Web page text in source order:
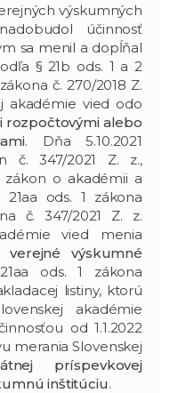
výskumných
účinnosť
sa menil a dopĺňal
§ 21b ods. 1 a 2
č. 270/2018 Z.
akadémie vied odo
rozpočtovými alebo
. Dňa 5.10.2021
č. 347/2021 Z. z.,
o akadémii a
ods. 1 zákona
č. 347/2021 Z. z.
vied menia
verejné výskumné
ods. 1 zákona
listiny, ktorú
akadémie
od 1.1.2022
merania Slovenskej
príspevkovej
inštitúciu.